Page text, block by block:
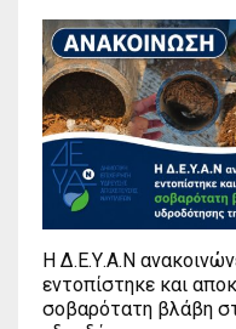
Η Δ.Ε.Υ.Α.Ν
εντοπίστηκε και
σοβαρότατη βλάβη